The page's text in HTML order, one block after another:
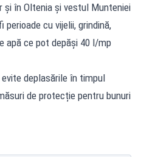
și în Oltenia și vestul Munteniei
cu vijelii, grindină,
apă ce pot depăși 40 l/mp
deplasările în timpul
de protecție pentru bunuri